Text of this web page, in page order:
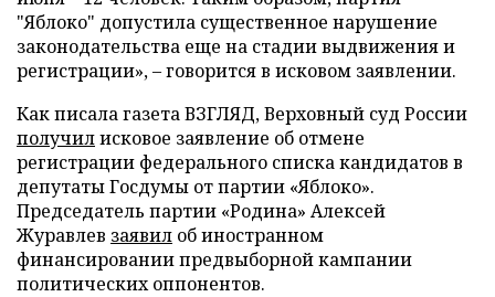
"Яблоко" допустила существенное нарушение
законодательства еще на стадии выдвижения и
регистрации», – говорится в исковом заявлении.
Как писала газета ВЗГЛЯД, Верховный суд России
получилисковое заявление об отмене
регистрации федерального списка кандидатов в
депутаты Госдумы от партии «Яблоко».
Председатель партии «Родина» Алексей
Журавлев заявил об иностранном
финансировании предвыборной кампании
политических оппонентов.